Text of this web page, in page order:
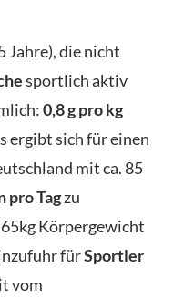
Jahre), die nicht
sportlich aktiv
0,8 g pro kg
ergibt sich für einen
mit ca. 85
pro Tagzu
Körpergewicht
fürSportler
vom